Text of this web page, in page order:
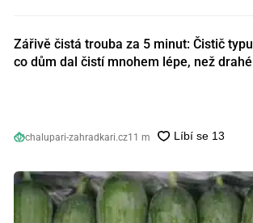
Zářivě čistá trouba za 5 minut: Čistič typu
co dům dal čistí mnohem lépe, než drahé
chalupari-zahradkari.cz11 m